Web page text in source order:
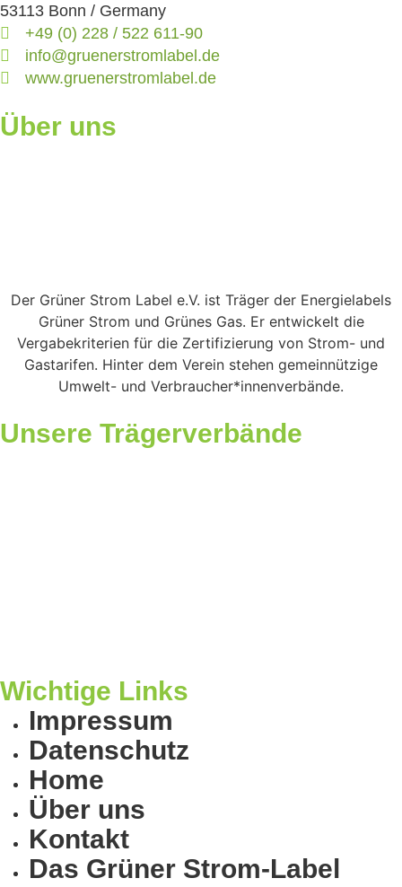
53113 Bonn / Germany
+49 (0) 228 / 522 611-90
info@gruenerstromlabel.de
www.gruenerstromlabel.de
Über uns
Der Grüner Strom Label e.V. ist Träger der Energielabels
Grüner Strom und Grünes Gas. Er entwickelt die
Vergabekriterien für die Zertifizierung von Strom- und
Gastarifen. Hinter dem Verein stehen gemeinnützige
Umwelt- und Verbraucher*innenverbände.
Unsere Trägerverbände
Wichtige Links
Impressum
Datenschutz
Home
Über uns
Kontakt
Das Grüner Strom-Label